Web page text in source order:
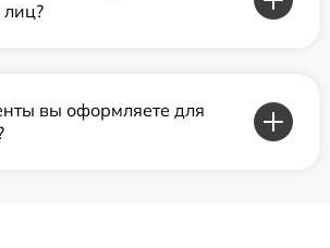
вы оформляете для